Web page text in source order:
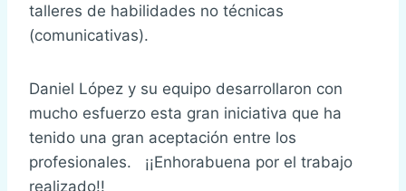
talleres de habilidades no técnicas
(comunicativas).
Daniel López y su equipo desarrollaron con
mucho esfuerzo esta gran iniciativa que ha
tenido una gran aceptación entre los
profesionales. ¡¡Enhorabuena por el trabajo
realizado!!